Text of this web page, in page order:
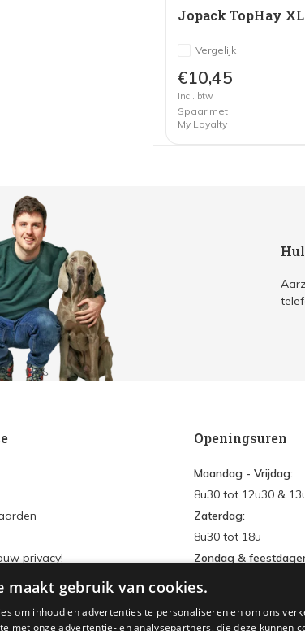
Jopack TopHay
Vergelijk
€10,45
Incl. btw
Spaar met
My Loyalty
privacy!
Openingsuren
Maandag - Vrijdag:
8u30 tot 12u30 &
Zaterdag:
8u30 tot 18u
Zondag &
Inloggen
Account aanmaken
maakt gebruik van cookies.
om inhoud en advertenties te personaliseren en om ons
met onze advertentie- en analysepartners, die deze kunnen